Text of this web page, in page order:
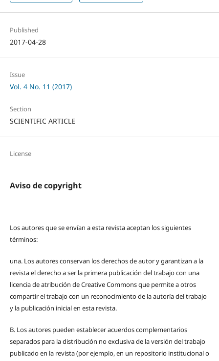
Published
2017-04-28
Issue
Vol. 4 No. 11 (2017)
Section
SCIENTIFIC ARTICLE
License
Aviso de copyright
Los autores que se envían a esta revista aceptan los siguientes
términos:
una. Los autores conservan los derechos de autor y garantizan a la
revista el derecho a ser la primera publicación del trabajo con una
licencia de atribución de Creative Commons que permite a otros
compartir el trabajo con un reconocimiento de la autoría del trabajo
y la publicación inicial en esta revista.
B. Los autores pueden establecer acuerdos complementarios
separados para la distribución no exclusiva de la versión del trabajo
publicado en la revista (por ejemplo, en un repositorio institucional o